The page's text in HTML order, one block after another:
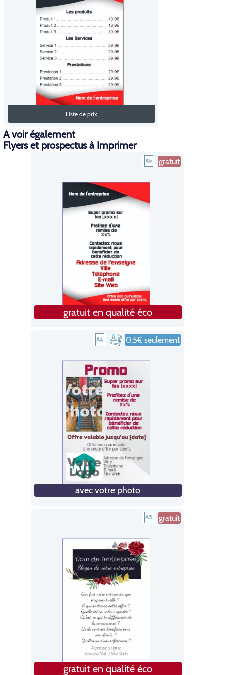
Liste de prix
A voir également
Flyers et prospectus à Imprimer
gratuit
gratuit en qualité éco
0,5€ seulement
avec votre photo
gratuit
gratuit en qualité éco